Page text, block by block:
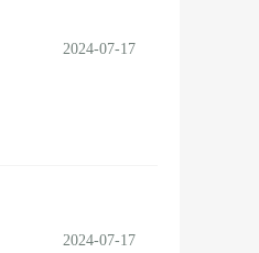
2024-07-17
2024-07-17